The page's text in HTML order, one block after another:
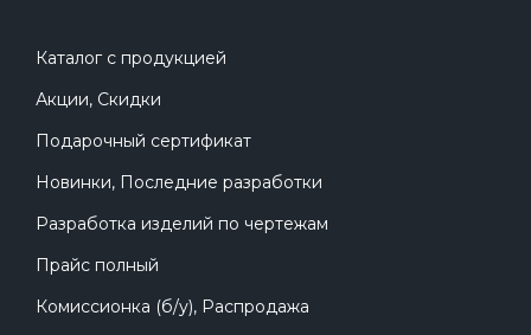
Каталог с продукцией
Акции, Скидки
Подарочный сертификат
Новинки, Последние разработки
Разработка изделий по чертежам
Прайс полный
Комиссионка (б/у), Распродажа